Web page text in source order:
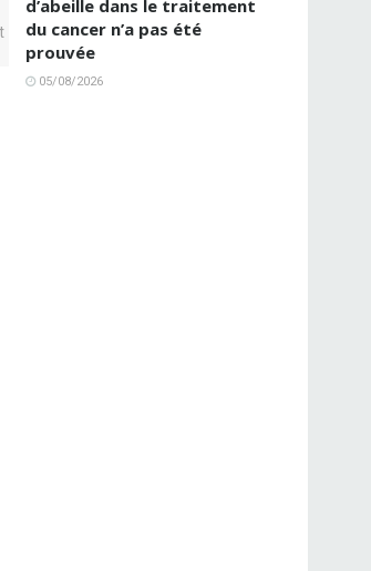
d’abeille dans le traitement
du cancer n’a pas été
prouvée
05/08/2026